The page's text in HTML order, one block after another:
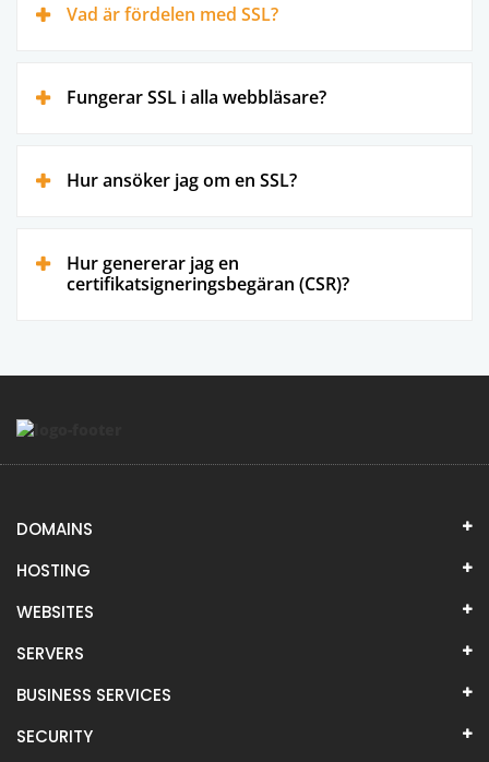
Vad är fördelen med SSL?
Fungerar SSL i alla webbläsare?
Hur ansöker jag om en SSL?
Hur genererar jag en
certifikatsigneringsbegäran (CSR)?
DOMAINS
HOSTING
WEBSITES
SERVERS
BUSINESS SERVICES
SECURITY